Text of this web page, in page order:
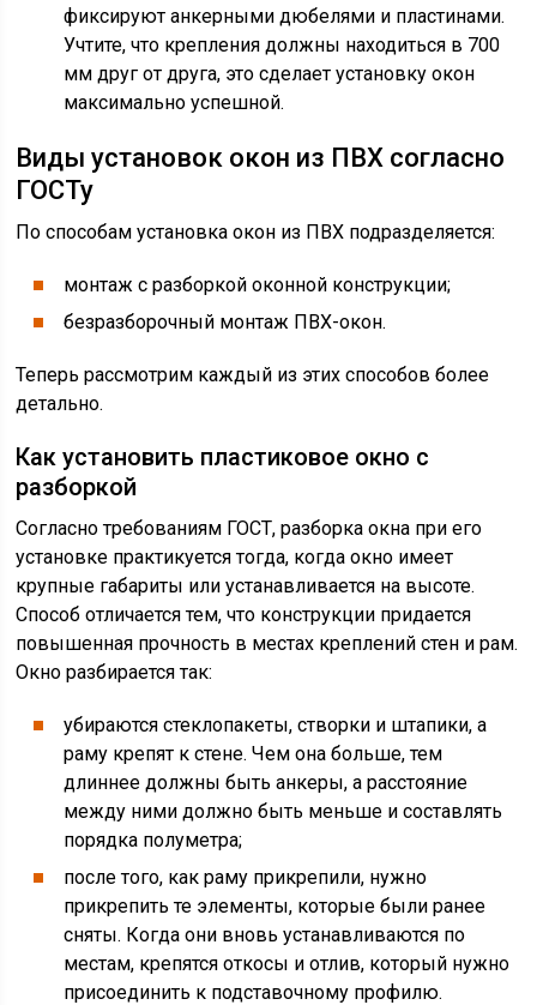
фиксируют анкерными дюбелями и пластинами.
Учтите, что крепления должны находиться в 700
мм друг от друга, это сделает установку окон
максимально успешной.
Виды установок окон из ПВХ согласно
ГОСТу
По способам установка окон из ПВХ подразделяется:
монтаж с разборкой оконной конструкции;
безразборочный монтаж ПВХ-окон.
Теперь рассмотрим каждый из этих способов более
детально.
Как установить пластиковое окно с
разборкой
Согласно требованиям ГОСТ, разборка окна при его
установке практикуется тогда, когда окно имеет
крупные габариты или устанавливается на высоте.
Способ отличается тем, что конструкции придается
повышенная прочность в местах креплений стен и рам.
Окно разбирается так:
убираются стеклопакеты, створки и штапики, а
раму крепят к стене. Чем она больше, тем
длиннее должны быть анкеры, а расстояние
между ними должно быть меньше и составлять
порядка полуметра;
после того, как раму прикрепили, нужно
прикрепить те элементы, которые были ранее
сняты. Когда они вновь устанавливаются по
местам, крепятся откосы и отлив, который нужно
присоединить к подставочному профилю.